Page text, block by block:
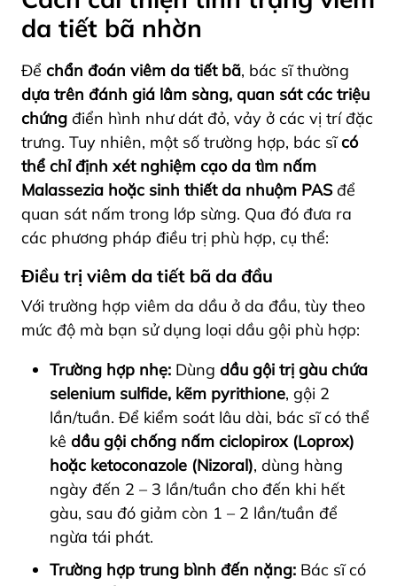
da tiết bã nhờn
Để chẩn đoán viêm da tiết bã, bác sĩ thường
dựa trên đánh giá lâm sàng, quan sát các triệu
chứng điển hình như dát đỏ, vảy ở các vị trí đặc
trưng. Tuy nhiên, một số trường hợp, bác sĩcó
thể chỉ định xét nghiệm cạo da tìm nấm
Malassezia hoặc sinh thiết da nhuộm PAS để
quan sát nấm trong lớp sừng. Qua đó đưa ra
các phương pháp điều trị phù hợp, cụ thể:
Điều trị viêm da tiết bã da đầu
Với trường hợp viêm da dầu ở da đầu, tùy theo
mức độ mà bạn sử dụng loại dầu gội phù hợp:
Trường hợp nhẹ: Dùng dầu gội trị gàu chứa
selenium sulfide, kẽm pyrithione, gội 2
lần/tuần. Để kiểm soát lâu dài, bác sĩ có thể
kê dầu gội chống nấm ciclopirox (Loprox)
hoặc ketoconazole (Nizoral), dùng hàng
ngày đến 2 – 3 lần/tuần cho đến khi hết
gàu, sau đó giảm còn 1 – 2 lần/tuần để
ngừa tái phát.
Trường hợp trung bình đến nặng: Bác sĩ có